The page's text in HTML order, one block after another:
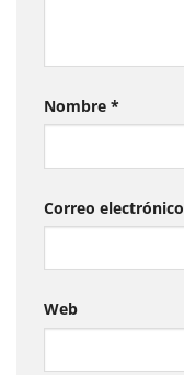
Nombre *
Correo electrónico
Web